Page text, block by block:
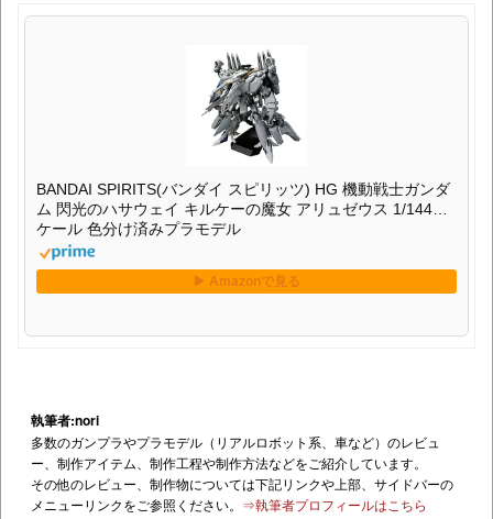
BANDAI SPIRITS(バンダイ スピリッツ) HG 機動戦士ガンダ
ム 閃光のハサウェイ キルケーの魔女 アリュゼウス 1/144ス
ケール 色分け済みプラモデル
執筆者:nori
多数のガンプラやプラモデル（リアルロボット系、車など）のレビュ
ー、制作アイテム、制作工程や制作方法などをご紹介しています。
その他のレビュー、制作物については下記リンクや上部、サイドバーの
メニューリンクをご参照ください。 ⇒執筆者プロフィールはこちら